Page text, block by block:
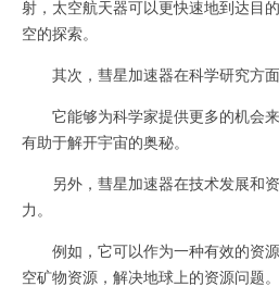
射，太空航天器可以更快速地到达目
空的探索。
其次，彗星加速器在科学研究方面
它能够为科学家提供更多的机会来
有助于解开宇宙的奥秘。
另外，彗星加速器在技术发展和
力。
例如，它可以作为一种有效的资源
空矿物资源，解决地球上的资源问题。